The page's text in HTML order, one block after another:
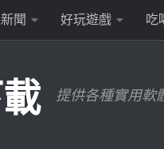
聞 好玩遊戲 吃
提供各種實用軟